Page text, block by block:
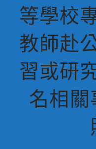
等學校
教師赴
習或研
名相